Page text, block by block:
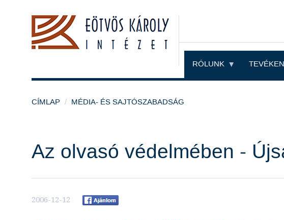
RÓLUNK
CÍMLAP MÉDIA- ÉS SAJTÓSZABADSÁG
Az olvasó védelmében -
2006-12-12